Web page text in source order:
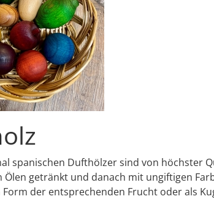
spanischen Dufthölzer sind von höchster
Ölen getränkt und danach mit ungiftigen
Form der entsprechenden Frucht oder als